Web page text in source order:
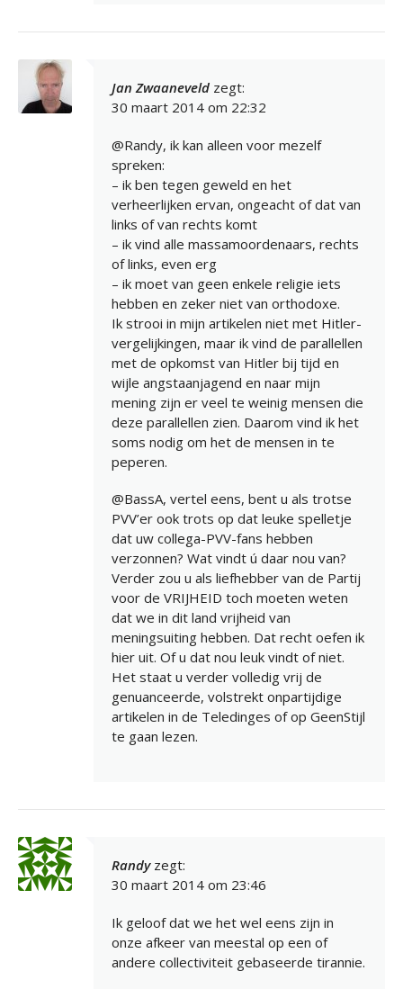
Jan Zwaaneveld zegt:
30 maart 2014 om 22:32
@Randy, ik kan alleen voor mezelf
spreken:
– ik ben tegen geweld en het
verheerlijken ervan, ongeacht of dat van
links of van rechts komt
– ik vind alle massamoordenaars, rechts
of links, even erg
– ik moet van geen enkele religie iets
hebben en zeker niet van orthodoxe.
Ik strooi in mijn artikelen niet met Hitler-
vergelijkingen, maar ik vind de parallellen
met de opkomst van Hitler bij tijd en
wijle angstaanjagend en naar mijn
mening zijn er veel te weinig mensen die
deze parallellen zien. Daarom vind ik het
soms nodig om het de mensen in te
peperen.
@BassA, vertel eens, bent u als trotse
PVV’er ook trots op dat leuke spelletje
dat uw collega-PVV-fans hebben
verzonnen? Wat vindt ú daar nou van?
Verder zou u als liefhebber van de Partij
voor de VRIJHEID toch moeten weten
dat we in dit land vrijheid van
meningsuiting hebben. Dat recht oefen ik
hier uit. Of u dat nou leuk vindt of niet.
Het staat u verder volledig vrij de
genuanceerde, volstrekt onpartijdige
artikelen in de Teledinges of op GeenStijl
te gaan lezen.
Randy zegt:
30 maart 2014 om 23:46
Ik geloof dat we het wel eens zijn in
onze afkeer van meestal op een of
andere collectiviteit gebaseerde tirannie.